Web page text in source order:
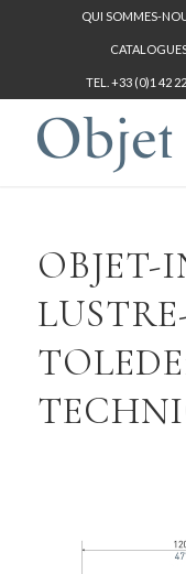
QUI SOMMES-
TEL. +33 (0)1 42
OBJET-